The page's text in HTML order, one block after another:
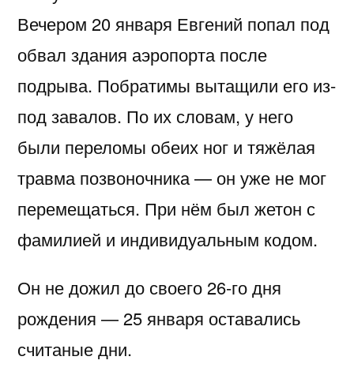
Вечером 20 января Евгений попал под
обвал здания аэропорта после
подрыва. Побратимы вытащили его из-
под завалов. По их словам, у него
были переломы обеих ног и тяжёлая
травма позвоночника — он уже не мог
перемещаться. При нём был жетон с
фамилией и индивидуальным кодом.
Он не дожил до своего 26-го дня
рождения — 25 января оставались
считаные дни.